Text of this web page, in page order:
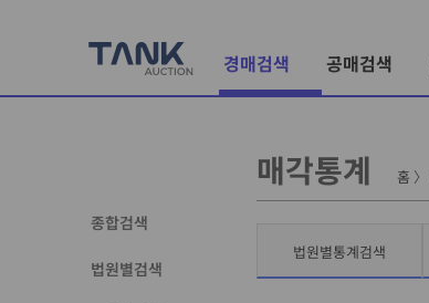
경매검색 공매검색
종합검색
법원별검색
매각통계 홈 〉
법원별통계검색